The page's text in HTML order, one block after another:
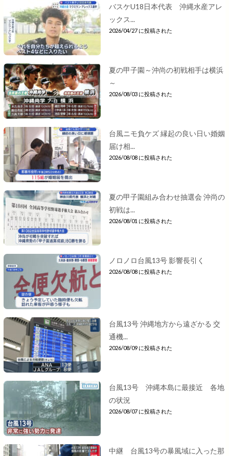
バスケU18日本代表 沖縄水産アレ
ックス...
2026/04/27 に投稿された
夏の甲子園～沖尚の初戦相手は横浜
～
2026/08/03 に投稿された
台風ニモ負ケズ 縁起の良い日い婚姻
届け相...
2026/08/08 に投稿された
夏の甲子園組み合わせ抽選会 沖尚の
初戦は...
2026/08/01 に投稿された
ノロノロ台風13号 影響長引く
2026/08/08 に投稿された
台風13号 沖縄地方から遠ざかる 交
通機...
2026/08/09 に投稿された
台風13号 沖縄本島に最接近 各地
の状況
2026/08/07 に投稿された
中継 台風13号の暴風域に入った那